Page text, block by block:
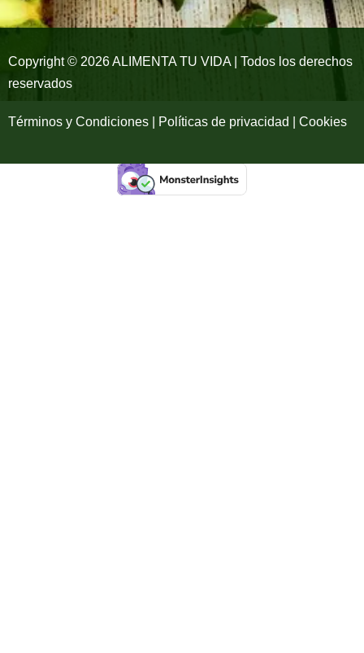
k
-
a
m
Copyright © 2026 ALIMENTA TU VIDA | Todos los derechos
reservados
Términos y Condiciones | Políticas de privacidad | Cookies